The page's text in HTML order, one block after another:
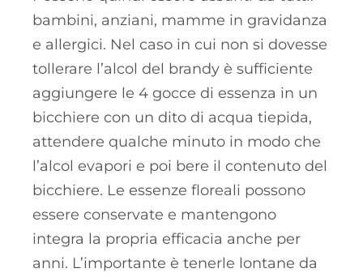
bambini, anziani, mamme in gravidanza
e allergici. Nel caso in cui non si dovesse
tollerare l’alcol del brandy è sufficiente
aggiungere le 4 gocce di essenza in un
bicchiere con un dito di acqua tiepida,
attendere qualche minuto in modo che
l’alcol evapori e poi bere il contenuto del
bicchiere. Le essenze floreali possono
essere conservate e mantengono
integra la propria efficacia anche per
anni. L’importante è tenerle lontane da